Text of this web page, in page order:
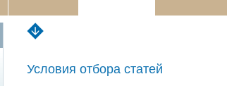
Условия отбора статей